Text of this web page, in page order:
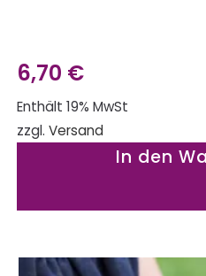
6,70 €
Enthält 19% MwSt
zzgl. Versand
In den